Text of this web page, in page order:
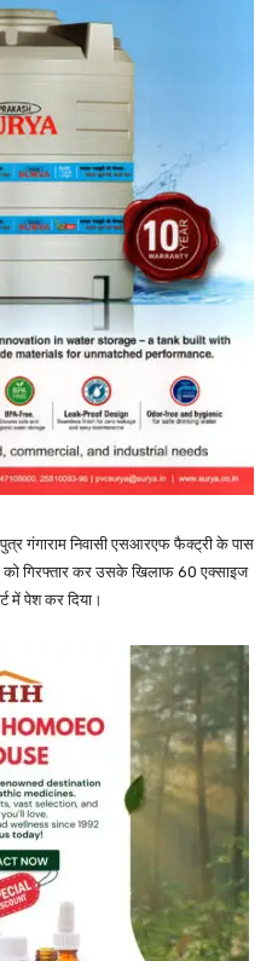
गंगाराम निवासी एसआरएफ फैक्ट्री के पास
को गिरफ्तार कर उसके खिलाफ 60 एक्साइज
में पेश कर दिया।